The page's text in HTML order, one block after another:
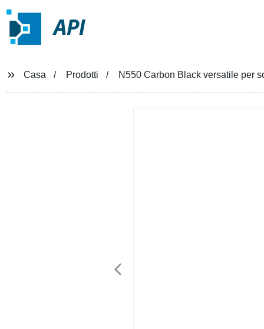
API
Casa Prodotti N550 Carbon Black versatile per